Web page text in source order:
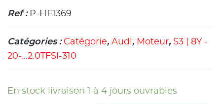
Ref : P-HF1369
Catégories : Catégorie, Audi, Moteur, S3 | 8Y -
20-...2.0TFSI-310
En stock livraison 1 à 4 jours ouvrables